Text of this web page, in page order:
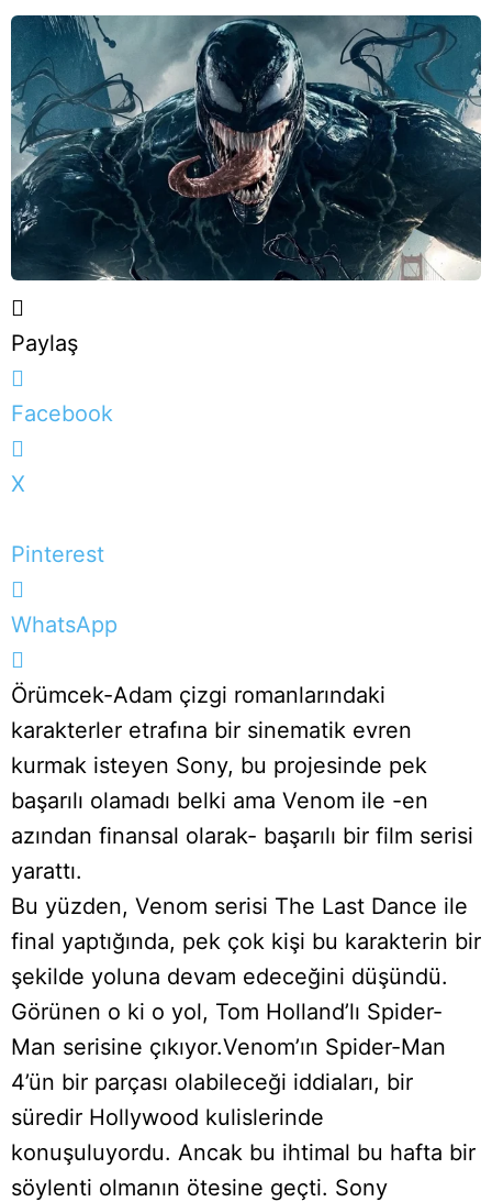
Paylaş
Facebook
X
Pinterest
WhatsApp
Örümcek-Adam çizgi romanlarındaki
karakterler etrafına bir sinematik evren
kurmak isteyen Sony, bu projesinde pek
başarılı olamadı belki ama Venom ile -en
azından finansal olarak- başarılı bir film serisi
yarattı.
Bu yüzden, Venom serisi The Last Dance ile
final yaptığında, pek çok kişi bu karakterin bir
şekilde yoluna devam edeceğini düşündü.
Görünen o ki o yol, Tom Holland’lı Spider-
Man serisine çıkıyor.Venom’ın Spider-Man
4’ün bir parçası olabileceği iddiaları, bir
süredir Hollywood kulislerinde
konuşuluyordu. Ancak bu ihtimal bu hafta bir
söylenti olmanın ötesine geçti. Sony